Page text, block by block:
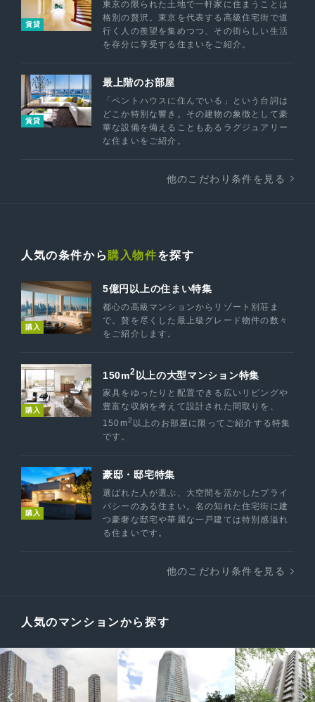
賃貸
東京の限られた土地で一軒家に住まうことは
格別の贅沢。東京を代表する高級住宅街で道
行く人の羨望を集めつつ、その街らしい生活
を存分に享受する住まいをご紹介。
賃貸
最上階のお部屋
「ペントハウスに住んでいる」という台詞は
どこか特別な響き。その建物の象徴として豪
華な設備を備えることもあるラグジュアリー
な住まいをご紹介。
他のこだわり条件を見る
人気の条件から 購入物件を探す
購入
5億円以上の住まい特集
都心の高級マンションからリゾート別荘ま
で。贅を尽くした最上級グレード物件の数々
をご紹介します。
購入
150m2 以上の大型マンション特集
家具をゆったりと配置できる広いリビングや
豊富な収納を考えて設計された間取りを、
150m2 以上のお部屋に限ってご紹介する特集
です。
購入
豪邸・邸宅特集
選ばれた人が選ぶ、大空間を活かしたプライ
バシーのある住まい。名の知れた住宅街に建
つ豪奢な邸宅や華麗な一戸建ては特別感溢れ
る住まいです。
他のこだわり条件を見る
人気のマンションから探す